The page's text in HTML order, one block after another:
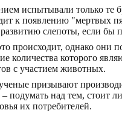
испытывали только
к появлению "мертвых
слепоты, если бы
происходит, однако они
количества которого
с участием животных.
призывают
подумать над тем, стоит
их потребителей.